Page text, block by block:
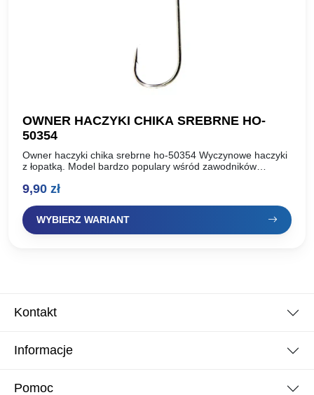
OWNER HACZYKI CHIKA SREBRNE HO-
50354
Owner haczyki chika srebrne ho-50354 Wyczynowe haczyki
z łopatką. Model bardzo populary wśród zawodników
do zbrojenia ochotki. Opakowanie:…
9,90 zł
WYBIERZ WARIANT
Kontakt
Informacje
Pomoc